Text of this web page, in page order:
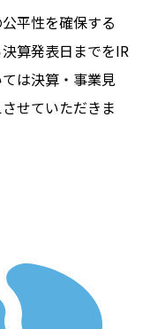
平性を確保する
算発表日までをIR
は決算・事業見
せていただきま